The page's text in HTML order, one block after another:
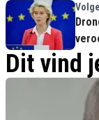
Dit vind